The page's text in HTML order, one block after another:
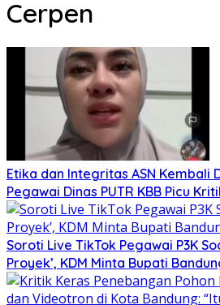
Cerpen
Etika dan Integritas ASN Kembali
Pegawai Dinas PUTR KBB Picu
Soroti Live TikTok Pegawai P3K
Proyek’, KDM Minta Bupati